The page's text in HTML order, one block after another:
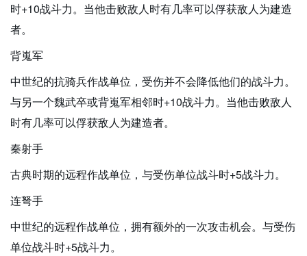
时+10战斗力。当他击败敌人时有几率可以俘获敌人为建造
者。
背嵬军
中世纪的抗骑兵作战单位，受伤并不会降低他们的战斗力。
与另一个魏武卒或背嵬军相邻时+10战斗力。当他击败敌人
时有几率可以俘获敌人为建造者。
秦射手
古典时期的远程作战单位，与受伤单位战斗时+5战斗力。
连弩手
中世纪的远程作战单位，拥有额外的一次攻击机会。与受伤
单位战斗时+5战斗力。